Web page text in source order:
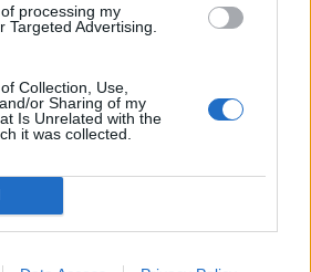
processing my
Targeted Advertising.
Collection, Use,
or Sharing of my
Is Unrelated with the
it was collected.
όριά τους με υπαράριθμους
2026 13:10